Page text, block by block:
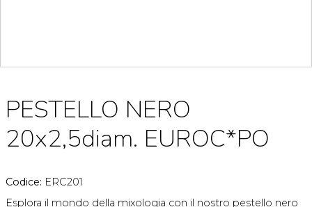
PESTELLO NERO
20x2,5diam. EUROC*PO
Codice: ERC201
Esplora il mondo della mixologia con il nostro pestello nero